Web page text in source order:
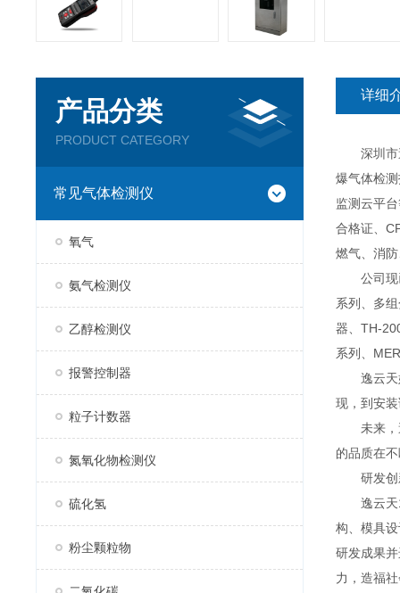
产品分类
PRODUCT CATEGORY
常见气体检测仪
氧气
氨气检测仪
乙醇检测仪
报警控制器
粒子计数器
氮氧化物检测仪
硫化氢
粉尘颗粒物
详细
深圳市逸
爆气体检
监测云平
合格证、
燃气、消
公司现已
系列、多
器、TH-
系列、
逸云天始
现，到安
未来，逸
的品质在
研发创
逸云天13
构、模具
研发成果
力，造福